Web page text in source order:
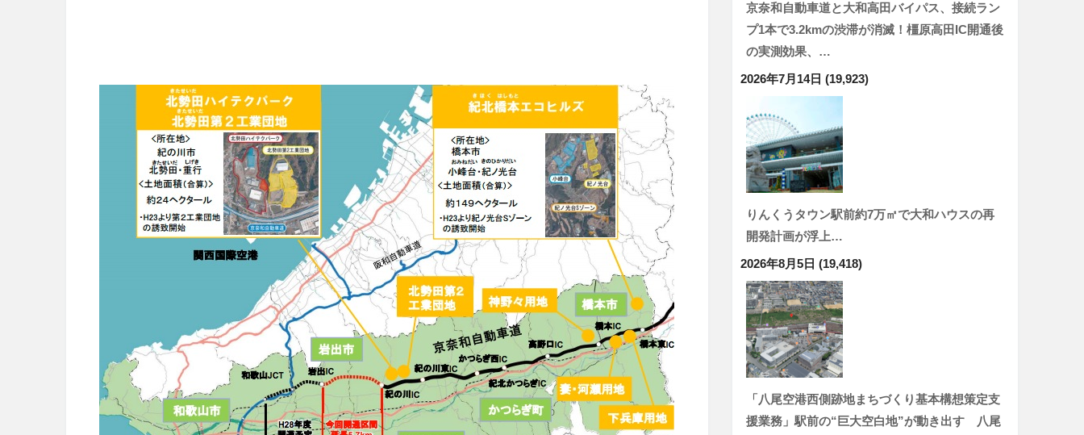
京奈和自動車道と大和高田バイパス、接続ラン
プ1本で3.2kmの渋滞が消滅！橿原高田IC開通後
の実測効果、…
2026年7月14日 (19,923)
りんくうタウン駅前約7万㎡で大和ハウスの再
開発計画が浮上…
2026年8月5日 (19,418)
「八尾空港西側跡地まちづくり基本構想策定支
援業務」駅前の“巨大空白地”が動き出す 八尾